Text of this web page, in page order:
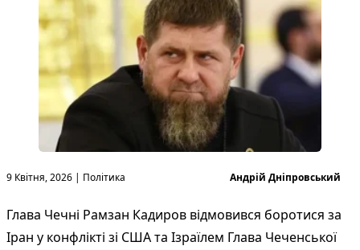
9 Квітня, 2026 | Політика
Опубліковано
Андрій Дніпровський
Глава Чечні Рамзан Кадиров відмовився боротися за
Іран у конфлікті зі США та Ізраїлем Глава Чеченської